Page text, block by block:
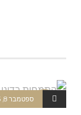
משפטים ספטמבר 8, 2025